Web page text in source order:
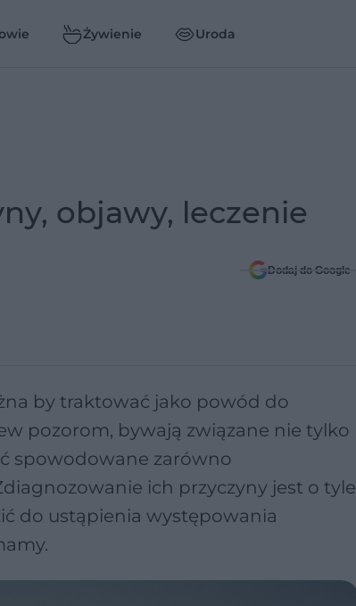
Żywienie Uroda
objawy, leczenie
Dodaj do Google
by traktować jako powód do
pozorom, bywają związane nie tylko
spowodowane zarówno
ich przyczyny jest o tyle
do ustąpienia występowania